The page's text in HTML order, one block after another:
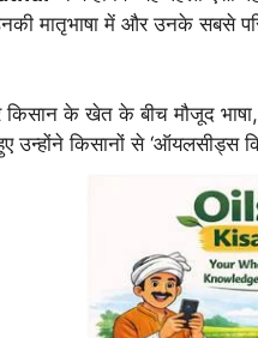
मातृभाषा में और उनके सबसे
के खेत के बीच मौजूद
उन्होंने किसानों से ‘ऑयलसीड्स